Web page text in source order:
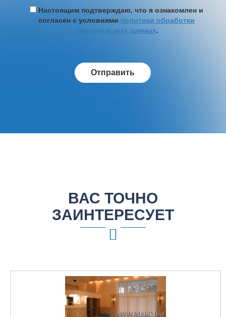
Настоящим подтверждаю, что я ознакомлен и
согласен с условиями политики обработки
персональных данных.
ВАС ТОЧНО
ЗАИНТЕРЕСУЕТ